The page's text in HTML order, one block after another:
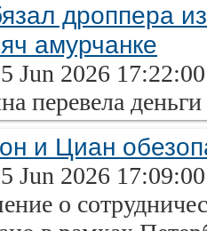
дроппера
амурчанке
Jun 2026
перевела
и Циан
Jun 2026
о